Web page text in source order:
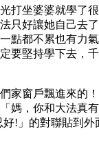
打坐婆婆就學了
只好讓她自己去
點都不累也有力
要堅持學下去，
家窗戶飄進來的
媽，你和大法真
!」的對聯貼到